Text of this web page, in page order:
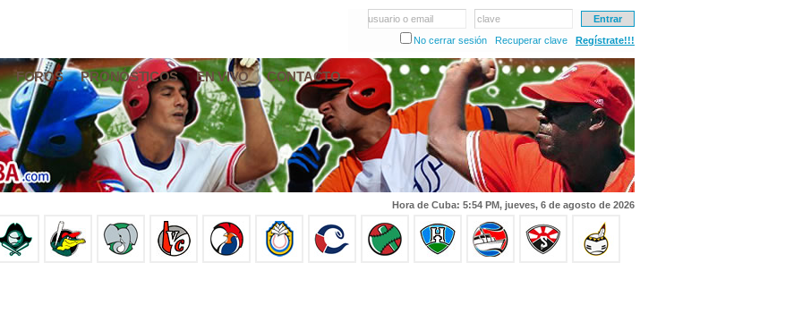
usuario o email
clave
No cerrar sesión
Recuperar clave Regístrate!!!
FOROS PRONÓSTICOS EN VIVO CONTACTO
Hora de Cuba: 5:54 PM, jueves, 6 de agosto de 2026